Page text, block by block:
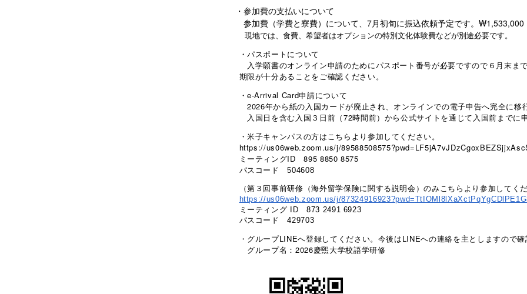
・参加費の支払いについて
参加費（学費と寮費）について、7月初旬に振込依頼予定です。₩1,533,000
現地では、食費、希望者はオプションの特別文化体験費などが別途必要です。
・パスポートについて
入学願書のオンライン申請のためにパスポート番号が必要ですので６月末ま
期限が十分あることをご確認ください。
・e-Arrival Card申請について
2026年から紙の入国カードが廃止され、オンラインでの電子申告へ完全に移
入国日を含む入国３日前（72時間前）から公式サイトを通じて入国前までに
・米子キャンパスの方はこちらより参加してください。
https://us06web.zoom.us/j/
ミーティングID 895 8850 8575
パスコード504608
（第３回事前研修（海外留学保険に関する説明会）のみこちらより参加してくだ
https://us06web.zoom.us/j/87324916923?pwd=
ミーティング ID 873 2491 6923
パスコード 429703
・グループLINEへ登録してください。今後はLINEへの連絡を主としますので確
グループ名：2026慶煕大学校語学研修